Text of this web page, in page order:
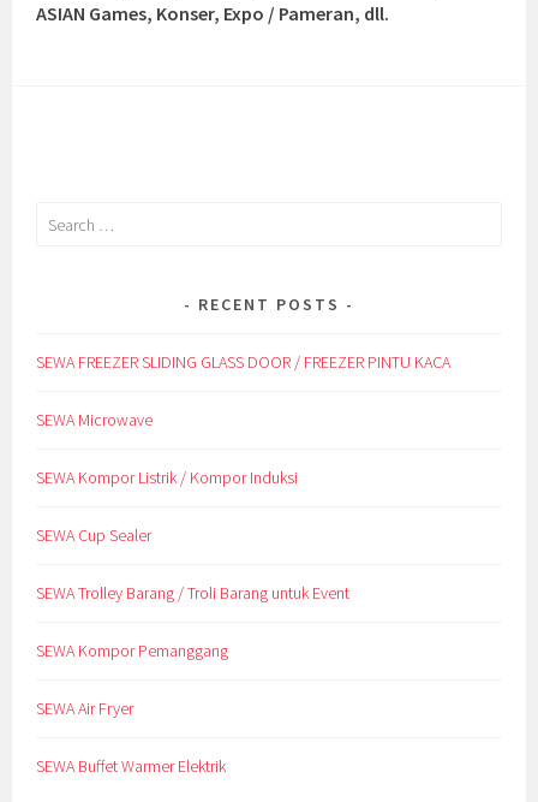
ASIAN Games, Konser, Expo / Pameran, dll.
Search
RECENT POSTS
SEWA FREEZER SLIDING GLASS DOOR / FREEZER PINTU KACA
SEWA Microwave
SEWA Kompor Listrik / Kompor Induksi
SEWA Cup Sealer
SEWA Trolley Barang / Troli Barang untuk Event
SEWA Kompor Pemanggang
SEWA Air Fryer
SEWA Buffet Warmer Elektrik